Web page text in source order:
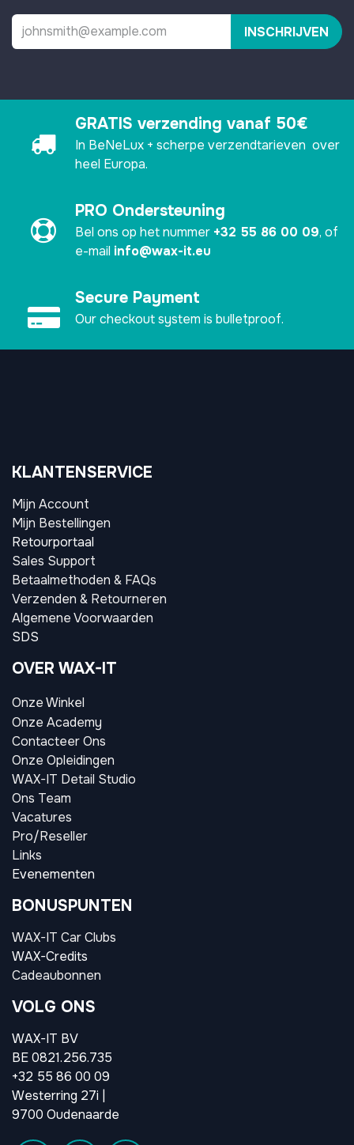
INSCHRIJVEN
GRATIS verzending vanaf 50€
In BeNeLux + scherpe verzendtarieven over
heel Europa.
PRO Ondersteuning
Bel ons op het nummer +32 55 86 00 09, of
e-mail info@wax-it.eu
Secure Payment
Our checkout system is bulletproof.
KLANTENSERVICE
Mijn Account
Mijn Bestellingen
Retourportaal
Sales Support
Betaalmethoden & FAQs
Verzenden & Retourneren
Algemene Voorwaarden
SDS
OVER WAX-IT
Onze Winkel
Onze Academy
Contacteer Ons
Onze Opleidingen
WAX-IT Detail Studio
Ons Team
Vacatures
Pro/Reseller
Links
Evenementen
BONUSPUNTEN
WAX-IT Car Clubs
WAX-Credits
Cadeaubonnen
VOLG ONS
WAX-IT BV
BE 0821.256.735
+32 55 86 00 09
Westerring 27i |
9700 Oudenaarde